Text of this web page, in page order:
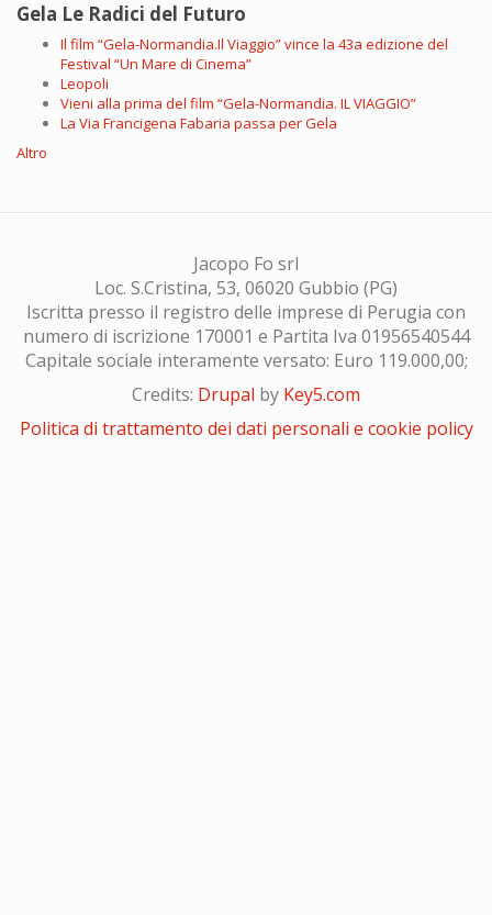
Gela Le Radici del Futuro
Il film “Gela-Normandia.Il Viaggio” vince la 43a edizione del
Festival “Un Mare di Cinema”
Leopoli
Vieni alla prima del film “Gela-Normandia. IL VIAGGIO”
La Via Francigena Fabaria passa per Gela
Altro
Jacopo Fo srl
Loc. S.Cristina, 53, 06020 Gubbio (PG)
Iscritta presso il registro delle imprese di Perugia con
numero di iscrizione 170001 e Partita Iva 01956540544
Capitale sociale interamente versato: Euro 119.000,00;
Credits: Drupal by Key5.com
Politica di trattamento dei dati personali e cookie policy